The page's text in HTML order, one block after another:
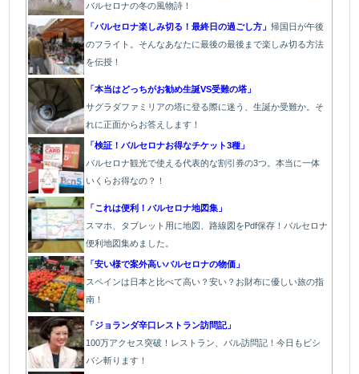
バルセロナの冬の風物詩！
「バルセロナ楽しみ切る！最終日の過ごし方」帰国日が午後
のフライト。そんなあなたに最後の最後まで楽しみ切る方法
を伝授！
「本当はどっちがお勧め生誕VS受難の塔」
サグラダファミリアの塔に登る際に迷う、生誕か受難か。そ
れに正面からお答えします！
「検証！バルセロナお得なチケット3種」
バルセロナ観光で使える代表的な割引券の3つ。本当に一体
いくらお得なの？！
「これは便利！バルセロナ地図集」
スマホ、タブレット用に地図、路線図をPdf保存！バルセロナ
便利地図集めました。
「安い様で案外高いバルセロナの物価」
スペインは日本と比べて高い？安い？お財布に優しい旅の指
南！
「ジョランダ辛口レストラン訪問記」
100万アクセス突破！レストラン、バル訪問記！今日もビシ
バシ斬ります！